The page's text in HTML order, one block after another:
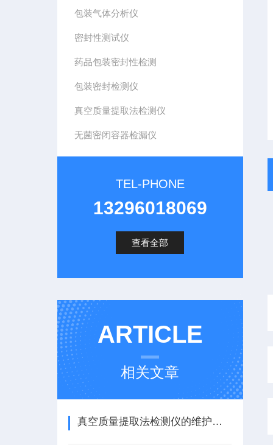
包装气体分析仪
密封性测试仪
药品包装密封性检测
包装密封检测仪
真空质量提取法检测仪
无菌密闭容器检漏仪
TEL-PHONE
13296018069
查看全部
ARTICLE
相关文章
真空质量提取法检测仪的维护保养方法